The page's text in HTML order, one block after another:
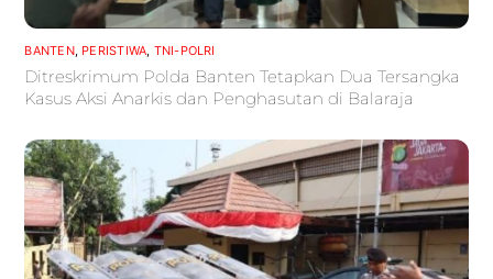
BANTEN, PERISTIWA TNI-POLRI
Ditreskrimum Polda Banten Tetapkan Dua Tersangka
Kasus Aksi Anarkis dan Penghasutan di Balaraja